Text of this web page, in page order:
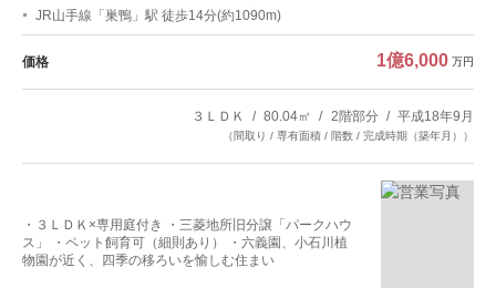
JR山手線「巣鴨」駅 徒歩14分(約1090m)
価格 1億6,000 万円
３ＬＤＫ 80.04㎡ 2階部分 平成18年9月
（間取り / 専有面積 / 階数 / 完成時期（築年月））
・３ＬＤＫ×専用庭付き ・三菱地所旧分譲「パークハウ
ス」 ・ペット飼育可（細則あり） ・六義園、小石川植
物園が近く、四季の移ろいを愉しむ住まい